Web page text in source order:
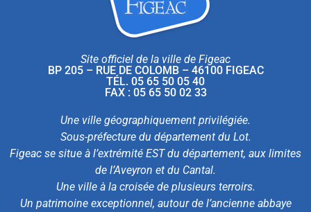
Site officiel de la ville de Figeac
BP 205 – RUE DE COLOMB – 46100 FIGEAC
TÉL. 05 65 50 05 40
FAX : 05 65 50 02 33
Une ville géographiquement privilégiée.
Sous-préfecture du département du Lot.
Figeac se situe à l’extrémité EST du département, aux limites
de l’Aveyron et du Cantal.
Une ville à la croisée de plusieurs terroirs.
Un patrimoine exceptionnel, autour de l’ancienne abbaye